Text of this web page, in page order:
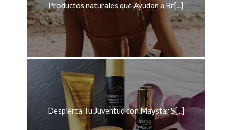
Productos naturales que Ayudan a Br[...]
Despierta Tu Juventud con Maystar S[...]